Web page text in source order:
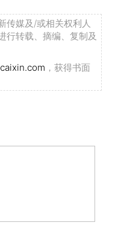
传媒及/或相关权利人
行转载、摘编、复制及
，获得书面